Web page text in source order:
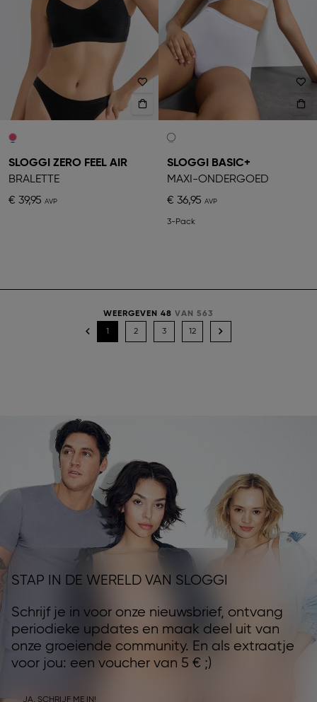
SLOGGI ZERO FEEL AIR
BRALETTE
€ 39,95
SLOGGI BASIC+
MAXI-ONDERGOED
€ 36,95
3-Pack
WEERGEVEN 48 VAN 563
1 2 3 12
STAP IN DE WERELD VAN SLOGGI
Schrijf je in voor onze nieuwsbrief, ontvang
periodieke updates en maak deel uit van
onze groeiende community. En als extraatje
voor jou: een voucher van 5 € ;)
JA, SCHRIJF ME IN!